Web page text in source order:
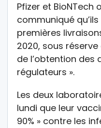
Pfizer et BioNTech
communiqué
premières
2020, sous
de l’obtention des
régulateurs ».
Les deux
lundi que leur
90% » contre les